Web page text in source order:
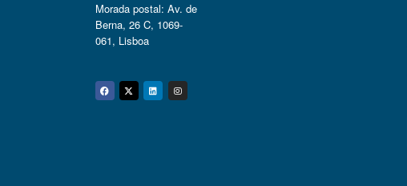
Morada postal: Av. de
Berna, 26 C, 1069-
061, Lisboa
Facebook
Twitter
Linkedin
Instagram